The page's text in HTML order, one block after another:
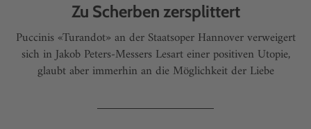
Zu Scherben zersplittert
Puccinis «Turandot» an der Staatsoper Hannover verweigert
sich in Jakob Peters-Messers Lesart einer positiven Utopie,
glaubt aber immerhin an die Möglichkeit der Liebe